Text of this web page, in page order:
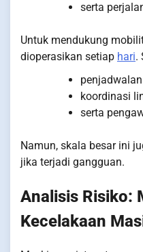
serta
Untuk mendukung
dioperasikan setiap hari.
koordinasi
serta
Namun, skala besar ini
jika terjadi gangguan.
Analisis Risiko:
Kecelakaan